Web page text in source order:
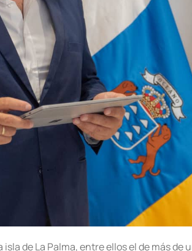
de La Palma, entre ellos el de más de